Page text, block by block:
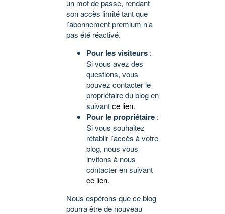
un mot de passe, rendant
son accès limité tant que
l’abonnement premium n’a
pas été réactivé.
Pour les visiteurs :
Si vous avez des
questions, vous
pouvez contacter le
propriétaire du blog en
suivantce lien.
Pour le propriétaire :
Si vous souhaitez
rétablir l’accès à votre
blog, nous vous
invitons à nous
contacter en suivant
ce lien.
Nous espérons que ce blog
pourra être de nouveau